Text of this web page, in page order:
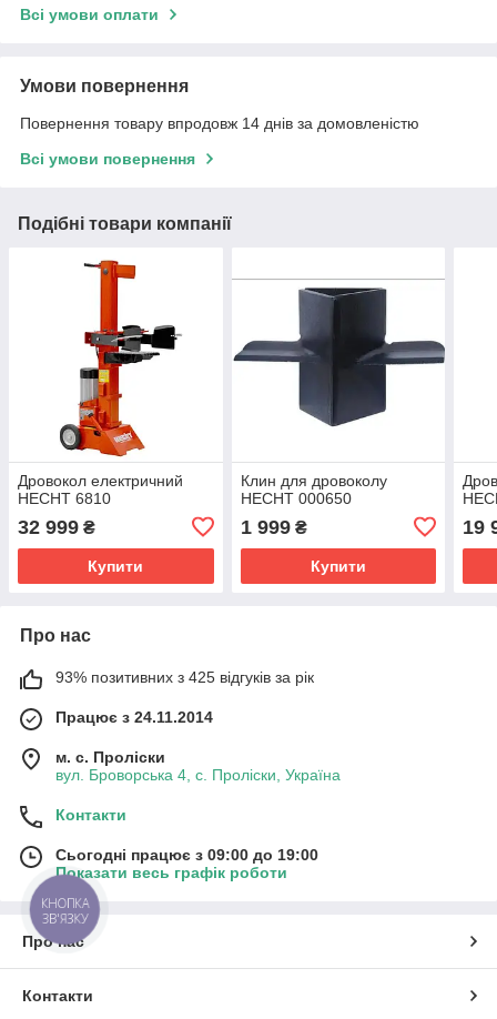
Всі умови оплати
Умови повернення
Повернення товару впродовж 14 днів за домовленістю
Всі умови повернення
Подібні товари компанії
Дровокол електричний
HECHT 6810
32 999 ₴
Купити
Клин для дровоколу
HECHT 000650
1 999₴
Купити
19
Про нас
93% позитивних з 425 відгуків за рік
Працює з 24.11.2014
м. с. Проліски
вул. Броворська 4, с. Проліски, Україна
Контакти
Сьогодні працює з 09:00 до 19:00
Показати весь графік роботи
Про нас
Контакти
КНОПКА
ЗВ'ЯЗКУ